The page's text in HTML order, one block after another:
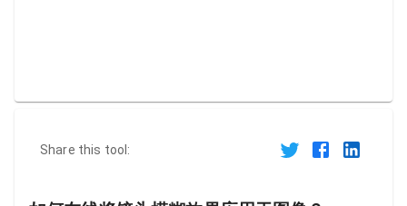
Share this tool: